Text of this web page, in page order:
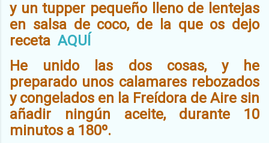
y un tupper pequeño lleno de lentejas
en salsa de coco, de la que os dejo
receta AQUÍ
He unido las dos cosas, y he
preparado unos calamares rebozados
y congelados en la Freídora de Aire sin
añadir ningún aceite, durante 10
minutos a 180º.